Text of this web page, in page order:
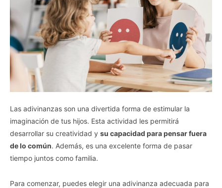
Las adivinanzas son una divertida forma de estimular la
imaginación de tus hijos. Esta actividad les permitirá
desarrollar su creatividad y su capacidad para pensar fuera
de lo común. Además, es una excelente forma de pasar
tiempo juntos como familia.
Para comenzar, puedes elegir una adivinanza adecuada para